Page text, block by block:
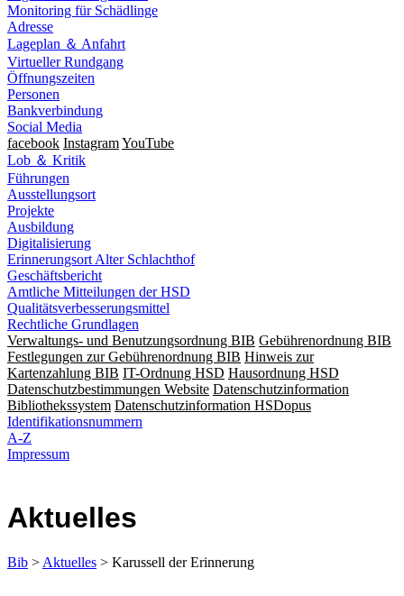
Monitoring für Schädlinge
Adresse
Lageplan ＆ Anfahrt
Virtueller Rundgang
Öffnungszeiten
Personen
Bankverbindung
Social Media
facebook InstagramYouTube
Lob ＆ Kritik
Führungen
Ausstellungsort
Projekte
Ausbildung
Digitalisierung
Erinnerungsort Alter Schlachthof
Geschäftsbericht
Amtliche Mitteilungen der HSD
Qualitätsverbesserungsmittel
Rechtliche Grundlagen
Verwaltungs- und Benutzungsordnung BIB Gebührenordnung BIB
Festlegungen zur Gebührenordnung BIB Hinweis zur
Kartenzahlung BIB IT-Ordnung HSD Hausordnung HSD
Datenschutzbestimmungen Website Datenschutzinformation
Bibliothekssystem Datenschutzinformation HSDopus
Identifikationsnummern
A-Z
Impressum
Aktuelles
Bib > Aktuelles > Karussell der Erinnerung